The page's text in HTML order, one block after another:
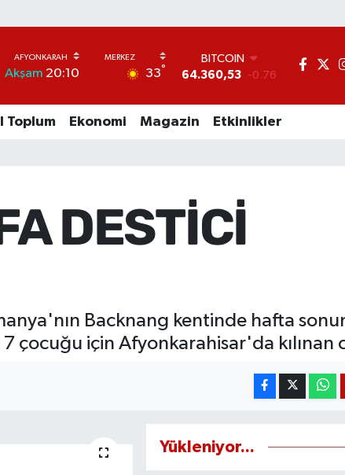
Akşam 20:10 33°
BITCOIN
64.360,53 -0.76
47,7069 0.17
EURO
6618.49 2.12
BİST100
13.887
Toplum Ekonomi Magazin Etkinlikler
DESTİCİ
Backnang kentinde hafta
çocuğu için Afyonkarahisar'da kılınan
Yükleniyor...